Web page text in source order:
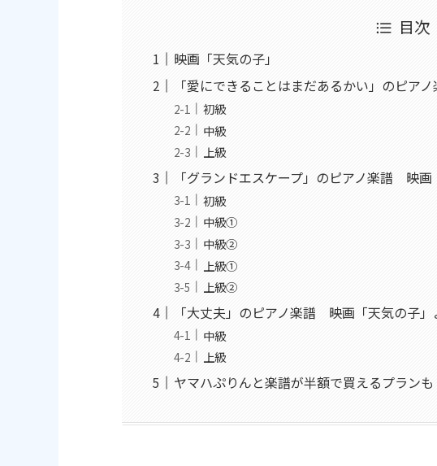
目次
映画「天気の子」
「愛にできることはまだあるかい」のピア
初級
中級
上級
「グランドエスケープ」のピアノ楽譜 映画
初級
中級①
中級②
上級①
上級②
「大丈夫」のピアノ楽譜 映画「天気の子」
中級
上級
ヤマハぷりんと楽譜が半額で買えるプランも